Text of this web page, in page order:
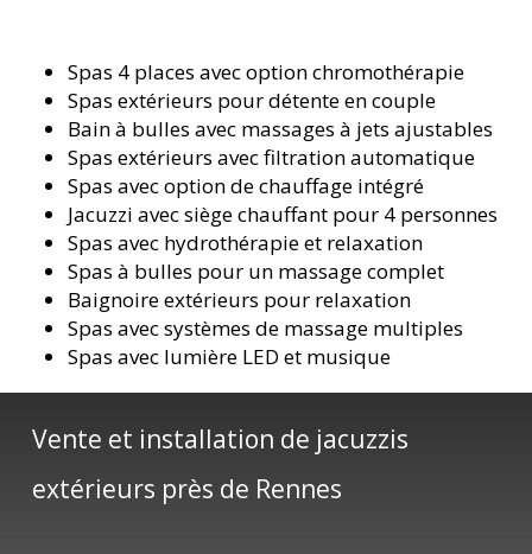
Spas 4 places avec option chromothérapie
Spas extérieurs pour détente en couple
Bain à bulles avec massages à jets ajustables
Spas extérieurs avec filtration automatique
Spas avec option de chauffage intégré
Jacuzzi avec siège chauffant pour 4 personnes
Spas avec hydrothérapie et relaxation
Spas à bulles pour un massage complet
Baignoire extérieurs pour relaxation
Spas avec systèmes de massage multiples
Spas avec lumière LED et musique
Vente et installation de jacuzzis
extérieurs près de Rennes